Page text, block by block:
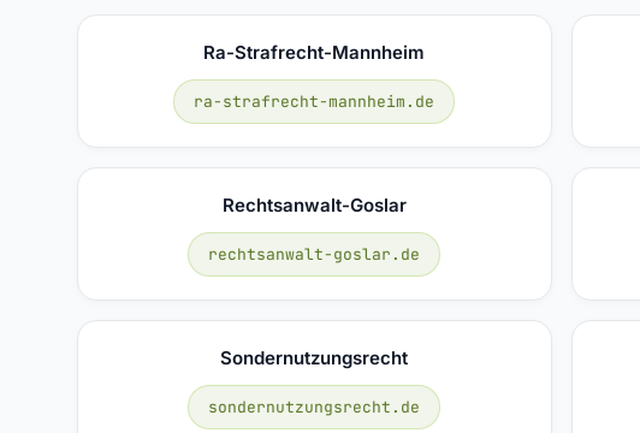
Ra-Strafrecht-Mannheim
ra-strafrecht-mannheim.de
Rechtsanwalt-Goslar
rechtsanwalt-goslar.de
Sondernutzungsrecht
sondernutzungsrecht.de